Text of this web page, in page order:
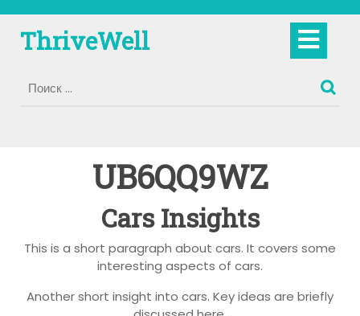
содержимому
ThriveWell
UB6QQ9WZ
Cars Insights
This is a short paragraph about cars. It covers some
interesting aspects of cars.
Another short insight into cars. Key ideas are briefly